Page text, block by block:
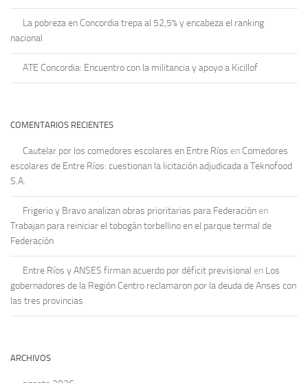
La pobreza en Concordia trepa al 52,5% y encabeza el ranking
nacional
ATE Concordia: Encuentro con la militancia y apoyo a Kicillof
COMENTARIOS RECIENTES
Cautelar por los comedores escolares en Entre Ríos en Comedores
escolares de Entre Ríos: cuestionan la licitación adjudicada a Teknofood
S.A.
Frigerio y Bravo analizan obras prioritarias para Federación en
Trabajan para reiniciar el tobogán torbellino en el parque termal de
Federación
Entre Ríos y ANSES firman acuerdo por déficit previsional en Los
gobernadores de la Región Centro reclamaron por la deuda de Anses con
las tres provincias
ARCHIVOS